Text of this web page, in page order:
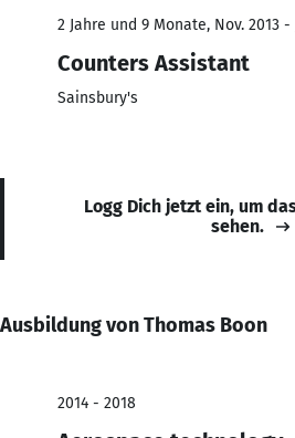
2 Jahre und 9 Monate, Nov. 2013 -
Counters Assistant
Sainsbury's
Logg Dich jetzt ein, um
sehen.
Ausbildung von Thomas Boon
2014 - 2018